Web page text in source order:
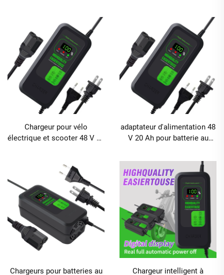
électrique, chargeur pour
batterie au plomb avec ports
CA et CC
matériau ABS, charge rapide,
protection contre la
surcharge
Chargeur pour vélo
électrique et scooter 48 V 20
écran d'affichage numérique
adaptateur d'alimentation 48
V 20 Ah pour batterie au
numérique, chargeur rapide
pour batterie de scooter
électrique
Chargeurs pour batteries au
Chargeur intelligent à